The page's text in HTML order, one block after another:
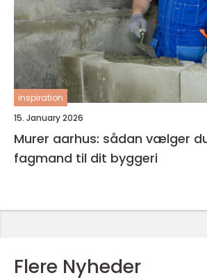
inspiration
15. January 2026
Murer aarhus: sådan vælger
fagmand til dit byggeri
Flere Nyheder